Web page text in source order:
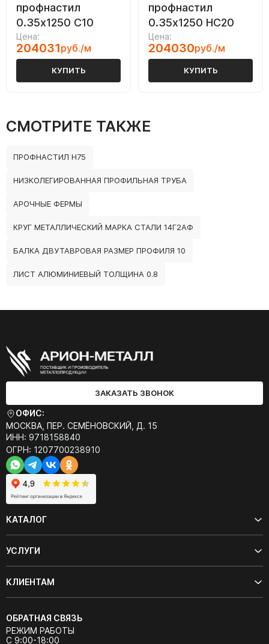
профнастил
0.35х1250 С10
Цена:
204031руб./м
КУПИТЬ
профнастил
0.35х1250 НС20
Цена:
204030руб./м
КУПИТЬ
СМОТРИТЕ ТАКЖЕ
ПРОФНАСТИЛ Н75
НИЗКОЛЕГИРОВАННАЯ ПРОФИЛЬНАЯ ТРУБА
АРОЧНЫЕ ФЕРМЫ
КРУГ МЕТАЛЛИЧЕСКИЙ МАРКА СТАЛИ 14Г2АФ
БАЛКА ДВУТАВРОВАЯ РАЗМЕР ПРОФИЛЯ 10
ЛИСТ АЛЮМИНИЕВЫЙ ТОЛЩИНА 0.8
ЗАКАЗАТЬ ЗВОНОК
ОФИС:
МОСКВА, ПЕР. СЕМЁНОВСКИЙ, Д. 15
ИНН: 9718158840
ОГРН: 1207700238910
КАТАЛОГ
УСЛУГИ
КЛИЕНТАМ
ОБРАТНАЯ СВЯЗЬ
РЕЖИМ РАБОТЫ
С 9:00-18:00